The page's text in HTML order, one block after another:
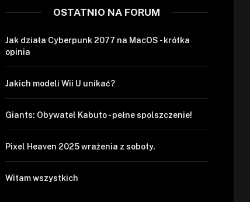
OSTATNIO NA FORUM
Jak działa Cyberpunk 2077 na MacOS - krótka
opinia
Jakich modeli Wii U unikać?
Giants: Obywatel Kabuto - pełne spolszczenie!
Pixel Heaven 2025 wrażenia z soboty.
Witam wszystkich